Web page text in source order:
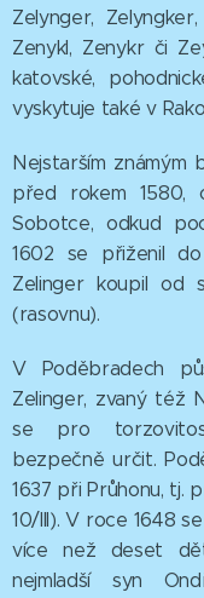
Zelynger,
Zenykl, Zenykr či
katovské,
vyskytuje také v
Nejstarším známým
před rokem 1580,
Sobotce, odkud
1602 se přiženil
Zelinger koupil od
(rasovnu).
V Poděbradech
Zelinger, zvaný též
se pro
bezpečně určit.
1637 při Průhonu, tj.
10/III). V roce 1648
více než deset
nejmladší syn